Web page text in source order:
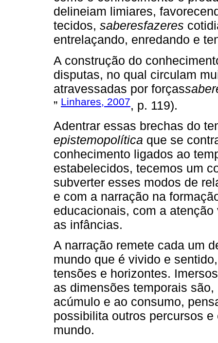
delineiam limiares,
tecidos, saberesfazeres
entrelaçando, enredando e
A construção do
disputas, no qual circulam
atravessadas por forças
” Linhares, 2007, p. 119).
Adentrar essas brechas do
epistemopolítica que se
conhecimento ligados ao
estabelecidos, tecemos um
subverter esses modos de
e com a narração na
educacionais, com a
as infâncias.
A narração remete cada um
mundo que é vivido e
tensões e horizontes.
as dimensões temporais
acúmulo e ao consumo,
possibilita outros percursos
mundo.